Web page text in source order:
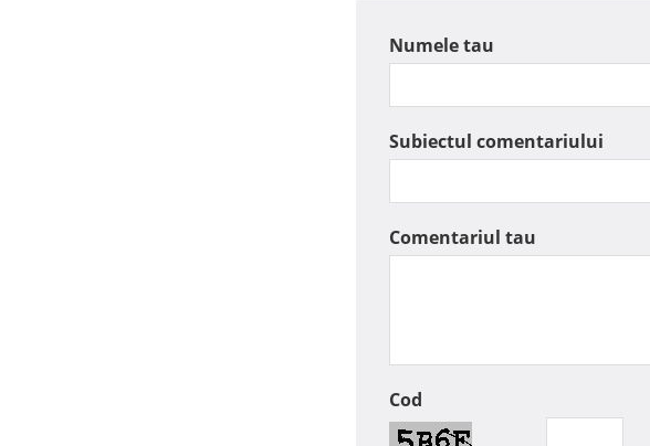
Numele tau
Subiectul comentariului
Comentariul tau
Cod